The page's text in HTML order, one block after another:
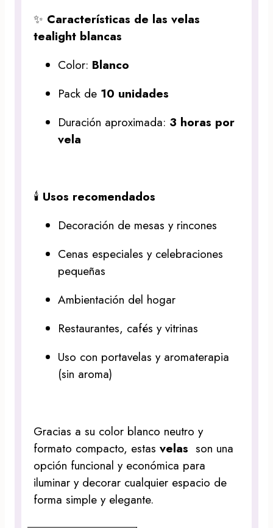
✨ Características de las velas
tealight blancas
Color: Blanco
Pack de 10 unidades
Duración aproximada: 3 horas por
vela
🕯️ Usos recomendados
Decoración de mesas y rincones
Cenas especiales y celebraciones
pequeñas
Ambientación del hogar
Restaurantes, cafés y vitrinas
Uso con portavelas y aromaterapia
(sin aroma)
Gracias a su color blanco neutro y
formato compacto, estasvelas son una
opción funcional y económica para
iluminar y decorar cualquier espacio de
forma simple y elegante.